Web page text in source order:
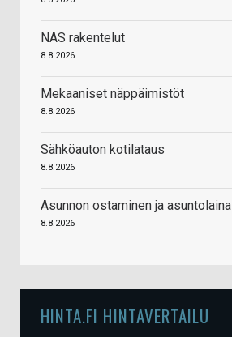
NAS rakentelut
8.8.2026
Mekaaniset näppäimistöt
8.8.2026
Sähköauton kotilataus
8.8.2026
Asunnon ostaminen ja asuntolaina
8.8.2026
HINTA.FI HINTAVERTAILU